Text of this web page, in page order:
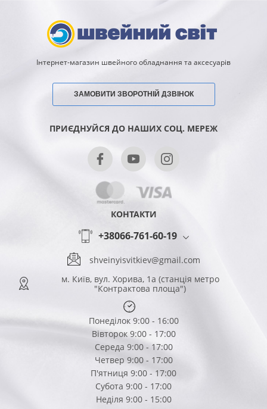
Інтернет-магазин швейного обладнання та аксесуарів
ЗАМОВИТИ ЗВОРОТНІЙ ДЗВІНОК
ПРИЄДНУЙСЯ ДО НАШИХ СОЦ. МЕРЕЖ
КОНТАКТИ
+38066-761-60-19
shveinyisvitkiev@gmail.com
м. Київ, вул. Хорива, 1а (станція метро
"Контрактова площа")
Понеділок 9:00 - 16:00
Вівторок 9:00 - 17:00
Середа 9:00 - 17:00
Четвер 9:00 - 17:00
П'ятниця 9:00 - 17:00
Субота 9:00 - 17:00
Неділя 9:00 - 15:00